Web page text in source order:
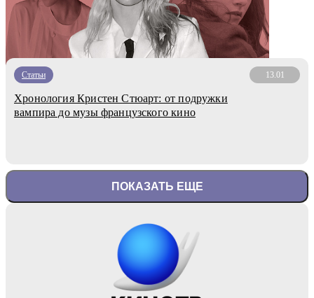
Статьи 13.01
Хронология Кристен Стюарт: от подружки
вампира до музы французского кино
ПОКАЗАТЬ ЕЩЕ